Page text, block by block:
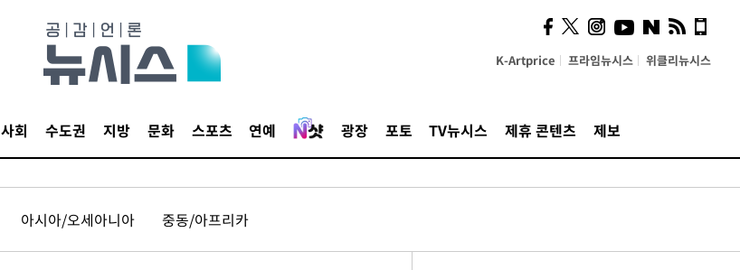
K-Artprice 프라임뉴시스 위클리뉴시스
사회 수도권 지방 문화 스포츠 연예 광장 포토 TV뉴시스 제휴 콘텐츠 제보
아시아/오세아니아 중동/아프리카
시, 스마트폰 액세서리에
NFC 더했다